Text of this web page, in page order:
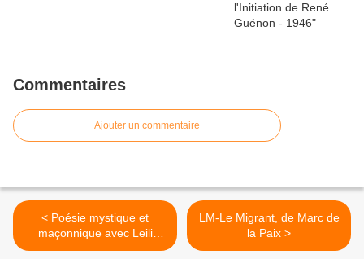
Commentaires
Ajouter un commentaire
< Poésie mystique et
maçonnique avec Leili
Anvar & Joël Grégogna à
LM-Le Migrant, de Marc de
la Paix >